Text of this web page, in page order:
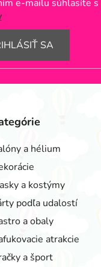
e-mailu súhlasíte s
SA
a hélium
a kostýmy
podľa udalostí
a obaly
atrakcie
a šport